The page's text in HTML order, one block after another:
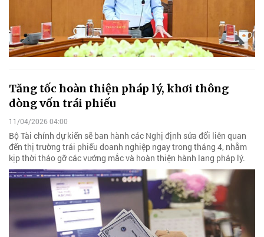
Tăng tốc hoàn thiện pháp lý, khơi thông
dòng vốn trái phiếu
11/04/2026 04:00
Bộ Tài chính dự kiến sẽ ban hành các Nghị định sửa đổi liên quan
đến thị trường trái phiếu doanh nghiệp ngay trong tháng 4, nhằm
kịp thời tháo gỡ các vướng mắc và hoàn thiện hành lang pháp lý.